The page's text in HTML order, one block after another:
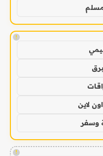
!
لاين
وسفر
!